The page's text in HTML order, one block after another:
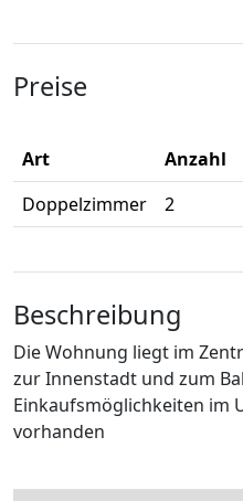
Preise
Art Anzahl
Doppelzimmer
2
Beschreibung
Die Wohnung liegt im
zur Innenstadt und zum
Einkaufsmöglichkeiten im
vorhanden